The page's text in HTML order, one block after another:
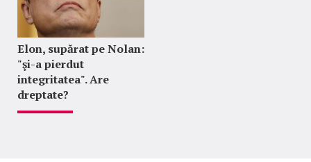
Elon, supărat pe Nolan:
"şi-a pierdut
integritatea". Are
dreptate?